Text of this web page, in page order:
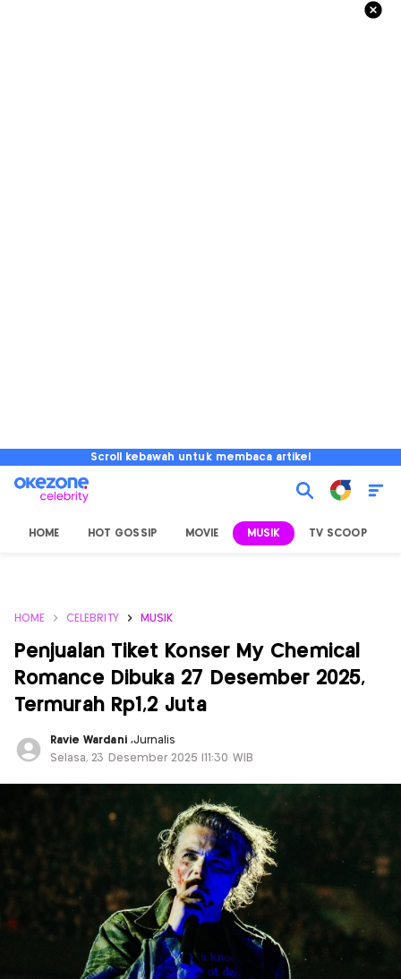
Scroll kebawah untuk membaca artikel
HOME HOT GOSSIP MOVIE MUSIK TV SCOOP
HOME CELEBRITY MUSIK
Penjualan Tiket Konser My Chemical
Romance Dibuka 27 Desember 2025,
Termurah Rp1,2 Juta
Ravie Wardani ,Jurnalis
Selasa, 23 Desember 2025 |11:30 WIB